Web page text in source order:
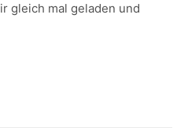
gleich mal geladen und